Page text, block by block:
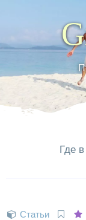
Где
Статьи